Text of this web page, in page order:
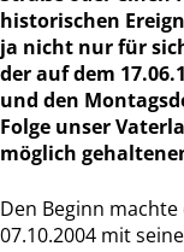
historischen
ja nicht nur für
der auf dem
und den
Folge unser
möglich
Den Beginn
07.10.2004 mit